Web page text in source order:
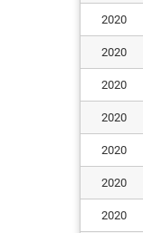
2020
2020
2020
2020
2020
2020
2020